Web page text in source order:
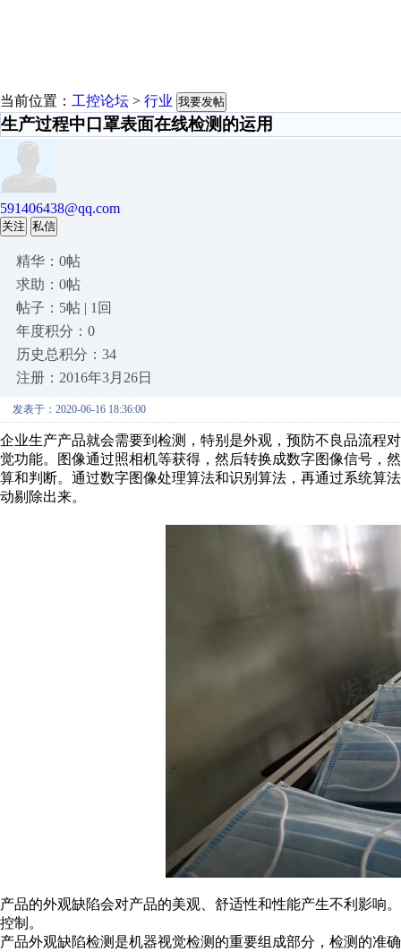
当前位置： 工控论坛 > 行业 我要发帖
生产过程中口罩表面在线检测的运用
591406438@qq.com
关注 私信
精华：0帖
求助：0帖
帖子：5帖 | 1回
年度积分：0
历史总积分：34
注册：2016年3月26日
发表于：2020-06-16 18:36:00
企业生产产品就会需要到检测，特别是外观，预防不良品流程
觉功能。图像通过照相机等获得，然后转换成数字图像信号，
算和判断。通过数字图像处理算法和识别算法，再通过系统算
动剔除出来。
产品的外观缺陷会对产品的美观、舒适性和性能产生不利影响
控制。
产品外观缺陷检测是机器视觉检测的重要组成部分，检测的准